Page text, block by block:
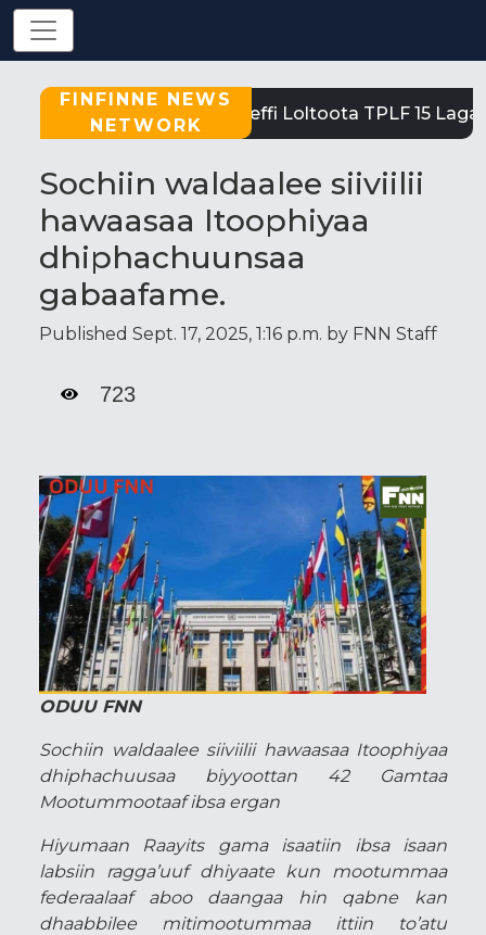
FINFINNE NEWS
NETWORK
Tigray: Reeffi Loltoota TPLF 15 Laga
Sochiin waldaalee siiviilii
hawaasaa Itoophiyaa
dhiphachuunsaa
gabaafame.
Published Sept. 17, 2025, 1:16 p.m. by FNN Staff
723
ODUU FNN
Sochiin waldaalee siiviilii hawaasaa Itoophiyaa
dhiphachuusaa biyyoottan 42 Gamtaa
Mootummootaaf ibsa ergan
Hiyumaan Raayits gama isaatiin ibsa isaan
labsiin ragga’uuf dhiyaate kun mootummaa
federaalaaf aboo daangaa hin qabne kan
dhaabbilee mitimootummaa ittiin to’atu